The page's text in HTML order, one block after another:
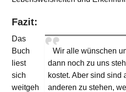
Fazit:
Wir alle wünschen
dann noch zu uns
kostet. Aber sind sind
anderen zu stehen,
Das
Buch
liest
sich
weitgeh